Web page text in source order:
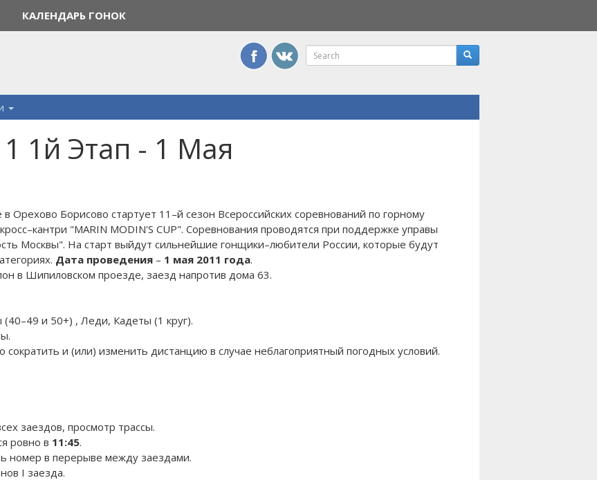
КАЛЕНДАРЬ ГОНОК
1й Этап - 1 Мая
Орехово Борисово стартует 11–й сезон Всероссийских соревнований по горному
"MARIN MODIN'S CUP". Соревнования проводятся при поддержке управы
Москвы". На старт выйдут сильнейшие гонщики–любители России, которые будут
Дата проведения – 1 мая 2011 года.
в Шипиловском проезде, заезд напротив дома 63.
и 50+) , Леди, Кадеты (1 круг).
сократить и (или) изменить дистанцию в случае неблагоприятный погодных условий.
заездов, просмотр трассы.
ровно в 11:45.
номер в перерыве между заездами.
I заезда.